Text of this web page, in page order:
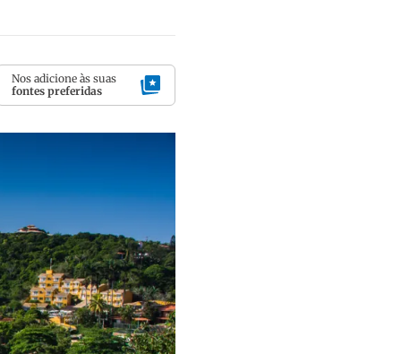
Nos adicione às suas
fontes preferidas